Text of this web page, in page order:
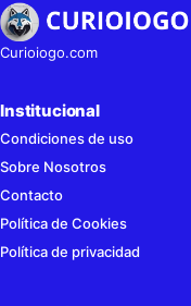
Curioiogo.com
Institucional
Condiciones de uso
Sobre Nosotros
Contacto
Política de Cookies
Política de privacidad